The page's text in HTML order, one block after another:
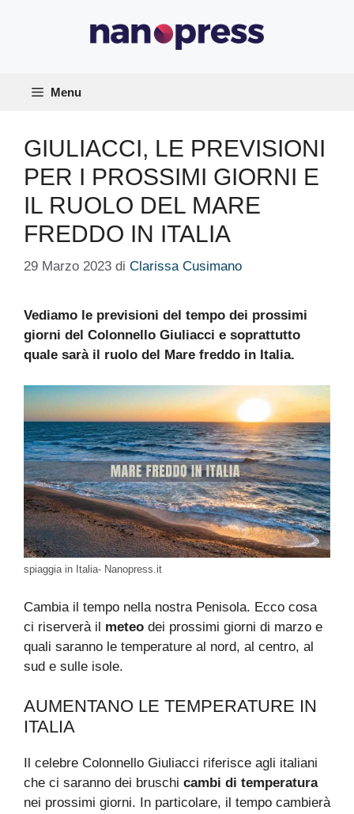
Menu
GIULIACCI, LE PREVISIONI
PER I PROSSIMI GIORNI E
IL RUOLO DEL MARE
FREDDO IN ITALIA
29 Marzo 2023 di Clarissa Cusimano
Vediamo le previsioni del tempo dei prossimi
giorni del Colonnello Giuliacci e soprattutto
quale sarà il ruolo del Mare freddo in Italia.
spiaggia in Italia- Nanopress.it
Cambia il tempo nella nostra Penisola. Ecco cosa
ci riserverà il meteo dei prossimi giorni di marzo e
quali saranno le temperature al nord, al centro, al
sud e sulle isole.
AUMENTANO LE TEMPERATURE IN
ITALIA
Il celebre Colonnello Giuliacci riferisce agli italiani
che ci saranno dei bruschi cambi di temperatura
nei prossimi giorni. In particolare, il tempo cambierà